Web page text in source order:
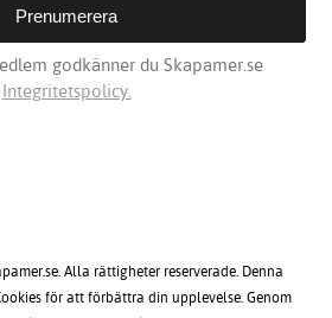
godkänner du Skapamer.se
Integritetspolicy.
Alla rättigheter reserverade. Denna
för att förbättra din upplevelse. Genom